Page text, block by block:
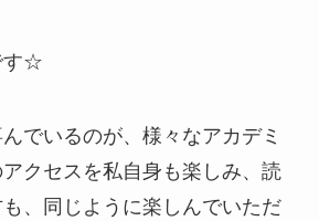
す☆
でいるのが、様々なアカデミ
クセスを私自身も楽しみ、読
、同じように楽しんでいただ